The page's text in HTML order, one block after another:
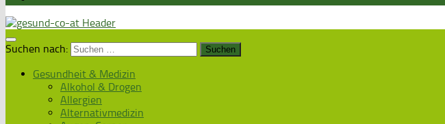
Suchen nach:
Gesundheit & Medizin
Alkohol & Drogen
Allergien
Alternativmedizin